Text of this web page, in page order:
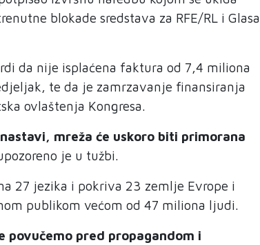
blokade sredstava za RFE/RL i Glasa
da nije isplaćena faktura od 7,4 miliona
te da je zamrzavanje finansiranja
ovlaštenja Kongresa.
mreža će uskoro biti primorana
je u tužbi.
27 jezika i pokriva 23 zemlje Evrope i
publikom većom od 47 miliona ljudi.
povučemo pred propagandom i